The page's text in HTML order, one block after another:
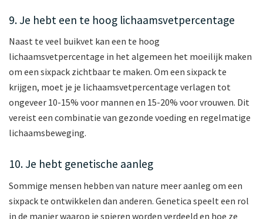
9. Je hebt een te hoog lichaamsvetpercentage
Naast te veel buikvet kan een te hoog
lichaamsvetpercentage in het algemeen het moeilijk maken
om een sixpack zichtbaar te maken. Om een sixpack te
krijgen, moet je je lichaamsvetpercentage verlagen tot
ongeveer 10-15% voor mannen en 15-20% voor vrouwen. Dit
vereist een combinatie van gezonde voeding en regelmatige
lichaamsbeweging.
10. Je hebt genetische aanleg
Sommige mensen hebben van nature meer aanleg om een
sixpack te ontwikkelen dan anderen. Genetica speelt een rol
in de manier waarop je spieren worden verdeeld en hoe ze